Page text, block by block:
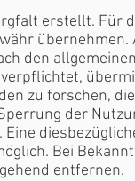
erstellt. Für
den
zu forschen,
der
Bei
entfernen.